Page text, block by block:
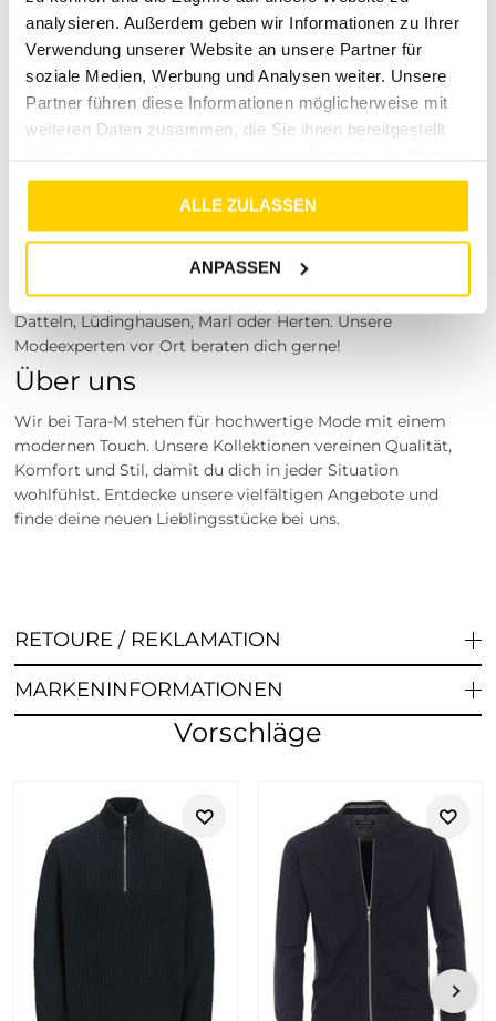
analysieren. Außerdem geben wir Informationen zu Ihrer
Verwendung unserer Website an unsere Partner für
soziale Medien, Werbung und Analysen weiter. Unsere
Partner führen diese Informationen möglicherweise mit
weiteren Daten zusammen, die Sie ihnen bereitgestellt
gesammelt haben.
ALLE ZULASSEN
ANPASSEN
Werktagen nach Bestellung.
Warum warten?
Erlebe den Komfort und Stil desPullover regular white
cottonund bereichere deine Garderobe mit einem zeitlosen
Besuche unsere Stores
Du möchtest vor dem Kauf deine Lieblingsartikel
anprobieren? Besuche einen unserer Tara-M Stores in
Dinslaken, Borken, Rheine, Herne, Bocholt, Coesfeld,
Datteln, Lüdinghausen, Marl oder Herten. Unsere
Modeexperten vor Ort beraten dich gerne!
Über uns
Wir bei Tara-M stehen für hochwertige Mode mit einem
modernen Touch. Unsere Kollektionen vereinen Qualität,
Komfort und Stil, damit du dich in jeder Situation
wohlfühlst. Entdecke unsere vielfältigen Angebote und
finde deine neuen Lieblingsstücke bei uns.
RETOURE / REKLAMATION
MARKENINFORMATIONEN
Vorschläge